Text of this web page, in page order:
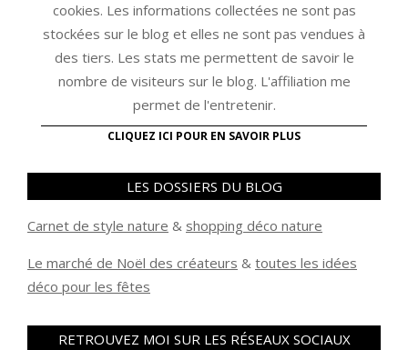
cookies. Les informations collectées ne sont pas
stockées sur le blog et elles ne sont pas vendues à
des tiers. Les stats me permettent de savoir le
nombre de visiteurs sur le blog. L'affiliation me
permet de l'entretenir.
CLIQUEZ ICI POUR EN SAVOIR PLUS
LES DOSSIERS DU BLOG
Carnet de style nature & shopping déco nature
Le marché de Noël des créateurs & toutes les idées
déco pour les fêtes
RETROUVEZ MOI SUR LES RÉSEAUX SOCIAUX